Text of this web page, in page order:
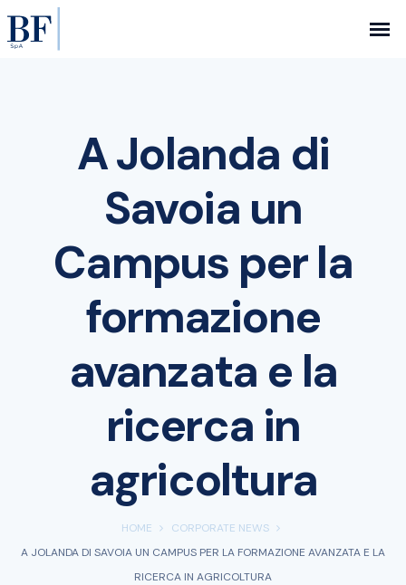
A Jolanda di
Savoia un
Campus per la
formazione
avanzata e la
ricerca in
agricoltura
HOME
CORPORATE NEWS
A JOLANDA DI SAVOIA UN CAMPUS PER LA FORMAZIONE AVANZATA E LA
RICERCA IN AGRICOLTURA